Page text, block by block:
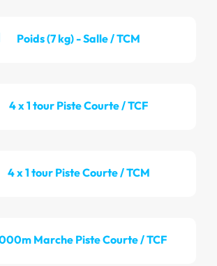
Poids (7 kg) - Salle / TCM
4 x 1 tour Piste Courte / TCF
4 x 1 tour Piste Courte / TCM
Marche Piste Courte / TCF